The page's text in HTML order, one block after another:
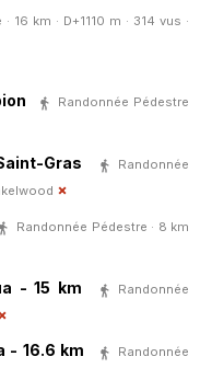
16 km · D+1110 m · 314 vus ·
Randonnée Pédestre
Gras
Randonnée
Randonnée Pédestre · 8 km
- 15 km
Randonnée
- 16.6 km Randonnée